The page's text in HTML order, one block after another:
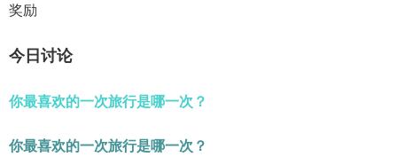
奖励
今日讨论
你最喜欢的一次旅行是哪一次？
你最喜欢的一次旅行是哪一次？